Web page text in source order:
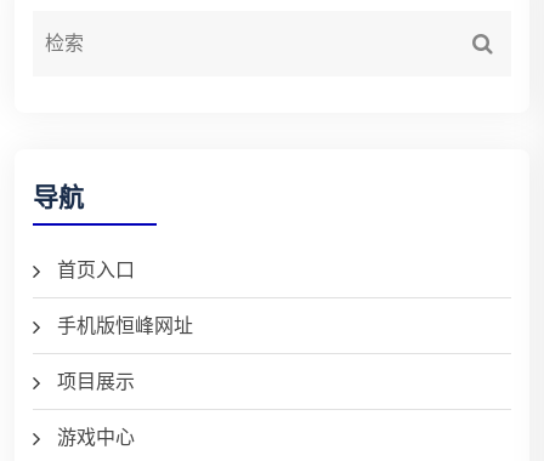
导航
首页入口
手机版恒峰网址
项目展示
游戏中心